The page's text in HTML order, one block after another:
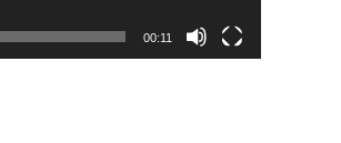
00:11